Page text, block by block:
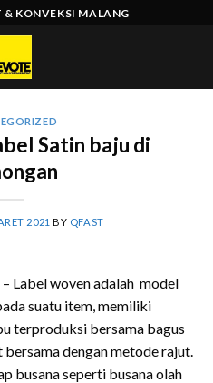
& KONVEKSI MALANG
Satin baju di
2021 BY QFAST
Label woven adalah model
suatu item, memiliki
terproduksi bersama bagus
dengan metode rajut.
busana seperti busana olah